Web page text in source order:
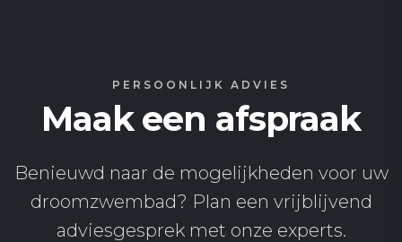
PERSOONLIJK ADVIES
Maak een afspraak
Benieuwd naar de mogelijkheden voor uw
droomzwembad? Plan een vrijblijvend
adviesgesprek met onze experts.